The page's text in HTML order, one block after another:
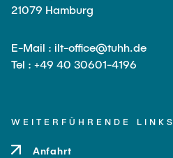
21079 Hamburg
E-Mail : ilt-office@tuhh.de
Tel : +49 40 30601-4196
WEITERFÜHRENDE LINKS
Anfahrt